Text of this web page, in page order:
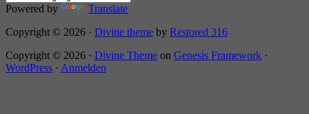
Powered by
Translate
Copyright © 2026 · Divine theme by Restored 316
Copyright © 2026 · Divine Theme on Genesis Framework ·
WordPress · Anmelden